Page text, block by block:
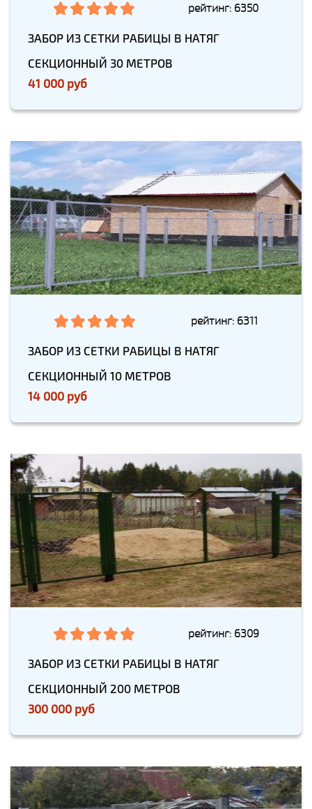
рейтинг: 6350
ЗАБОР ИЗ СЕТКИ РАБИЦЫ В НАТЯГ
СЕКЦИОННЫЙ 30 МЕТРОВ
41 000 руб
рейтинг: 6311
ЗАБОР ИЗ СЕТКИ РАБИЦЫ В НАТЯГ
СЕКЦИОННЫЙ 10 МЕТРОВ
14 000 руб
рейтинг: 6309
ЗАБОР ИЗ СЕТКИ РАБИЦЫ В НАТЯГ
СЕКЦИОННЫЙ 200 МЕТРОВ
300 000 руб